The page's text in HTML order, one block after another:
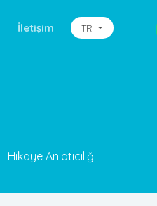
İletişim TR
Hikaye Anlatıcılığı